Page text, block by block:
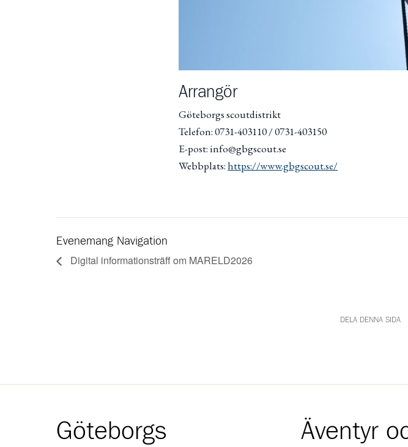
Arrangör
Göteborgs scoutdistrikt
Telefon: 0731-403110 / 0731-403150
E-post: info@gbgscout.se
Webbplats:https://www.gbgscout.se/
Evenemang Navigation
Digital informationsträff om MARELD2026
DELA DENNA SIDA
Göteborgs
Äventyr